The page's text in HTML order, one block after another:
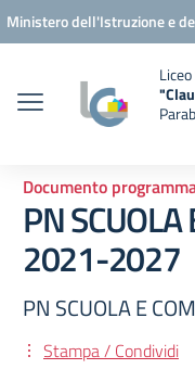
Vai ai contenuti
Vai al menu di navigazione
Vai al footer
Ministero dell'Istruzione e
Documento
PN
2021-2027
PN SCUOLA E
Stampa / Condividi